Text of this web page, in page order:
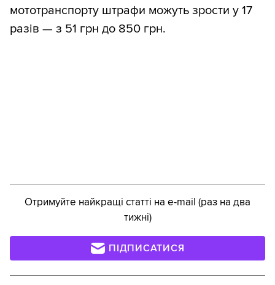
мототранспорту штрафи можуть зрости у 17
разів — з 51 грн до 850 грн.
Отримуйте найкращі статті на e-mail (раз на два
тижні)
ПІДПИСАТИСЯ